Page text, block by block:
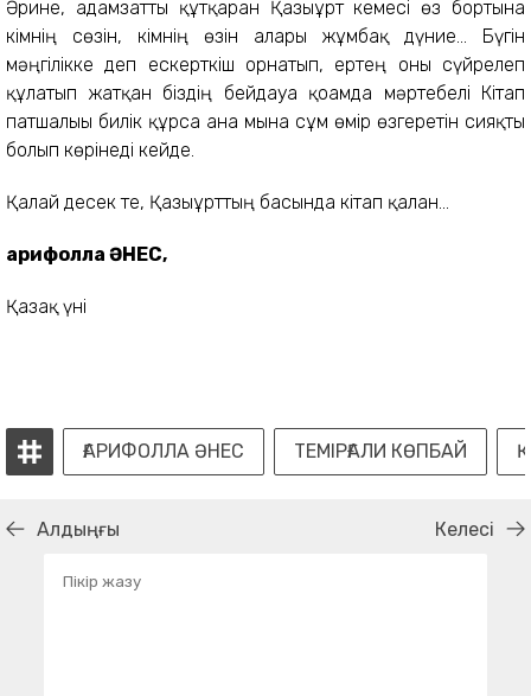
Әрине, адамзатты құтқарған Қазығұрт кемесі өз бортына
кімнің сөзін, кімнің өзін алары жұмбақ дүние... Бүгін
мәңгілікке деп ескерткіш орнатып, ертең оны сүйрелеп
құлатып жатқан біздің бейдауа қоғамда мәртебелі Кітап
патшалығы билік құрса ғана мына сұм өмір өзгеретін сияқты
болып көрінеді кейде.
Қалай десек те, Қазығұрттың басында кітап қалған...
Ғарифолла ӘНЕС,
Қазақ үні
ҒАРИФОЛЛА ӘНЕС ТЕМІРҒАЛИ КӨПБАЙ
Алдыңғы Келесі